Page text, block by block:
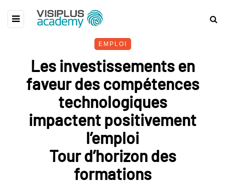
EMPLOI
Les investissements en
faveur des compétences
technologiques
impactent positivement
l’emploi
Tour d’horizon des
formations